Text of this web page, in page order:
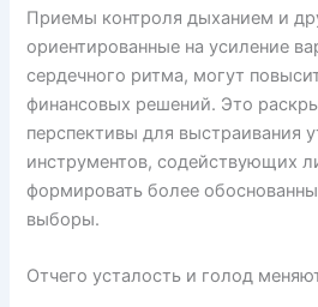
Приемы контроля дыханием и
ориентированные на усиление
сердечного ритма, могут
финансовых решений. Это
перспективы для выстраивания
инструментов, содействующих
формировать более
выборы.
Отчего усталость и голод